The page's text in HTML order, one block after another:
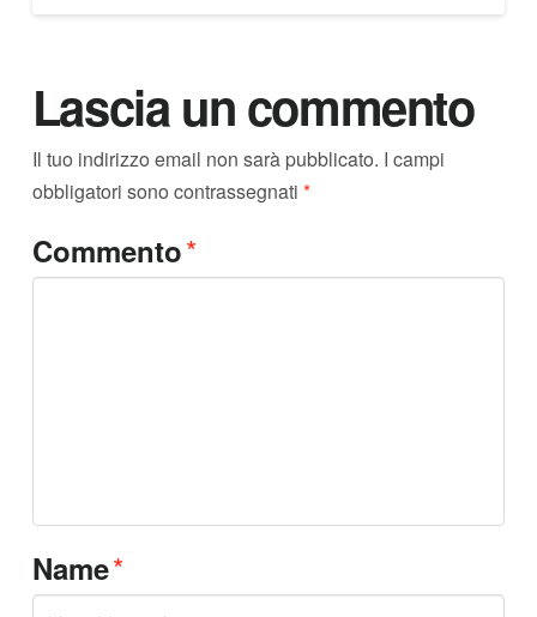
Lascia un commento
Il tuo indirizzo email non sarà pubblicato. I campi
obbligatori sono contrassegnati *
Commento*
Name*